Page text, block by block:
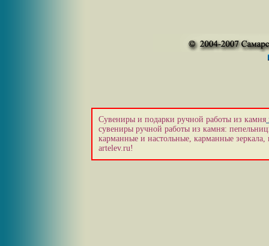
Сувениры и подарки ручной работы из камня
сувениры ручной работы из камня:
карманные и настольные, карманные
artelev.ru!